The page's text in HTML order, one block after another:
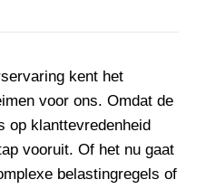
kent het
voor ons. Omdat de
op klanttevredenheid
vooruit. Of het nu gaat
belastingregels of